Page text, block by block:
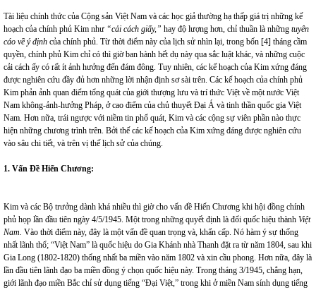
Tài liệu chính thức của Cộng sản ViệtNam và các học giả thường hạ thấp giá trị những kế
hoạch của chính phủ Kim như “cải cách giấy,” hay độ lượng hơn, chỉ thuần là những tuyên
cáo về ý định của chính phủ. Từ thời điểm này của lịch sử nhìn lại, trong bốn [4] tháng cầm
quyền, chính phủ Kim chỉ có thì giờ ban hành hết dụ này qua sắc luật khác, và những cuộc
cải cách ấy có rất ít ảnh hưởng đến đám đông. Tuy nhiên, các kế hoạch của Kim xứng đáng
được nghiên cứu đầy đủ hơn những lời nhận định sơ sài trên. Các kế hoạch của chính phủ
Kim phản ảnh quan điểm tổng quát của giới thượng lưu và trí thức Việt về một nước Việt
Nam không-ảnh-hưởng Pháp, ở cao điểm của chủ thuyết Đại Á và tinh thần quốc gia Việt
Nam. Hơn nữa, trái ngược với niềm tin phổ quát, Kim và các cộng sự viên phần nào thực
hiện những chương trình trên. Bởi thế các kế hoạch của Kim xứng đáng được nghiên cứu
vào sâu chi tiết, và trên vị thế lịch sử của chúng.
1. Vấn Đề Hiến Chương:
Kim và các Bộ trưởng dành khá nhiều thì giờ cho vấn đề Hiến Chương khi hội đồng chính
phủ họp lần đầu tiên ngày 4/5/1945. Một trong những quyết định là đổi quốc hiệu thành Việt
Nam. Vào thời điểm này, đây là một vấn đề quan trọng và, khẩn cấp. Nó hàm ý sự thống
nhất lãnh thổ; “Việt Nam” là quốc hiệu do Gia Khánh nhà Thanh đặt ra từ năm 1804, sau khi
Gia Long (1802-1820) thống nhất ba miền vào năm 1802 và xin cầu phong. Hơn nữa, đây là
lần đầu tiên lãnh đạo ba miền đồng ý chọn quốc hiệu này. Trong tháng 3/1945, chẳng hạn,
giới lãnh đạo miền Bắc chỉ sử dụng tiếng “Đại Việt,” trong khi ở miền Nam sính dụng tiếng